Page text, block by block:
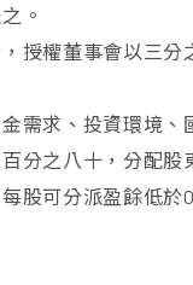
。
授權董事會以三
需求、投資環境
分之八十，分配
股可分派盈餘低於